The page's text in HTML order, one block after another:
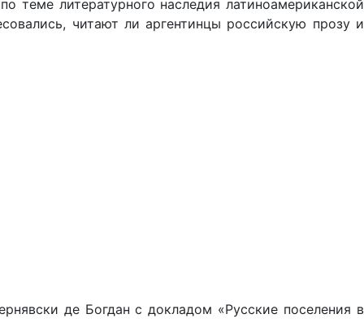
теме литературного наследия латиноамериканской
читают ли аргентинцы российскую прозу и
де Богдан с докладом «Русские поселения в